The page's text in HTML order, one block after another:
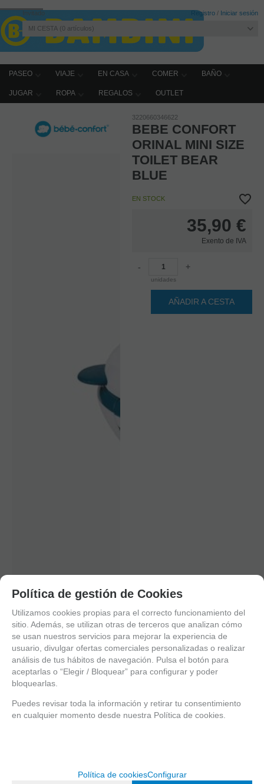
Invitado Registro / Iniciar sesión
MI CESTA 0 artículos
PASEO VIAJE EN CASA COMER BAÑO
JUGAR ROPA REGALOS OUTLET
3220660346622
BEBE CONFORT
ORINAL MINI SIZE
TOILET BEAR
BLUE
EN STOCK
35,90 €
Exento de IVA
-
unidades
+
AÑADIR A CESTA
Política de gestión de Cookies
Utilizamos cookies propias para el correcto funcionamiento del
sitio. Además, se utilizan otras de terceros que analizan cómo
se usan nuestros servicios para mejorar la experiencia de
usuario, divulgar ofertas comerciales personalizadas o realizar
análisis de tus hábitos de navegación. Pulsa el botón para
aceptarlas o “Elegir / Bloquear” para configurar y poder
bloquearlas.
Puedes revisar toda la información y retirar tu consentimiento
en cualquier momento desde nuestra Política de cookies.
Política de cookiesConfigurar